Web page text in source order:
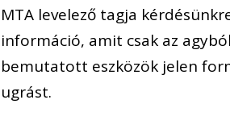
MTA levelező tagja
információ, amit csak az
bemutatott eszközök jelen
ugrást.